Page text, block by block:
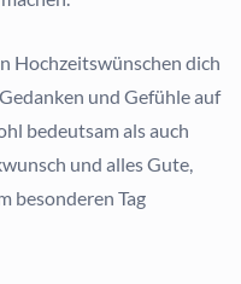
Hochzeitswünschen dich
und Gefühle auf
bedeutsam als auch
und alles Gute,
besonderen Tag